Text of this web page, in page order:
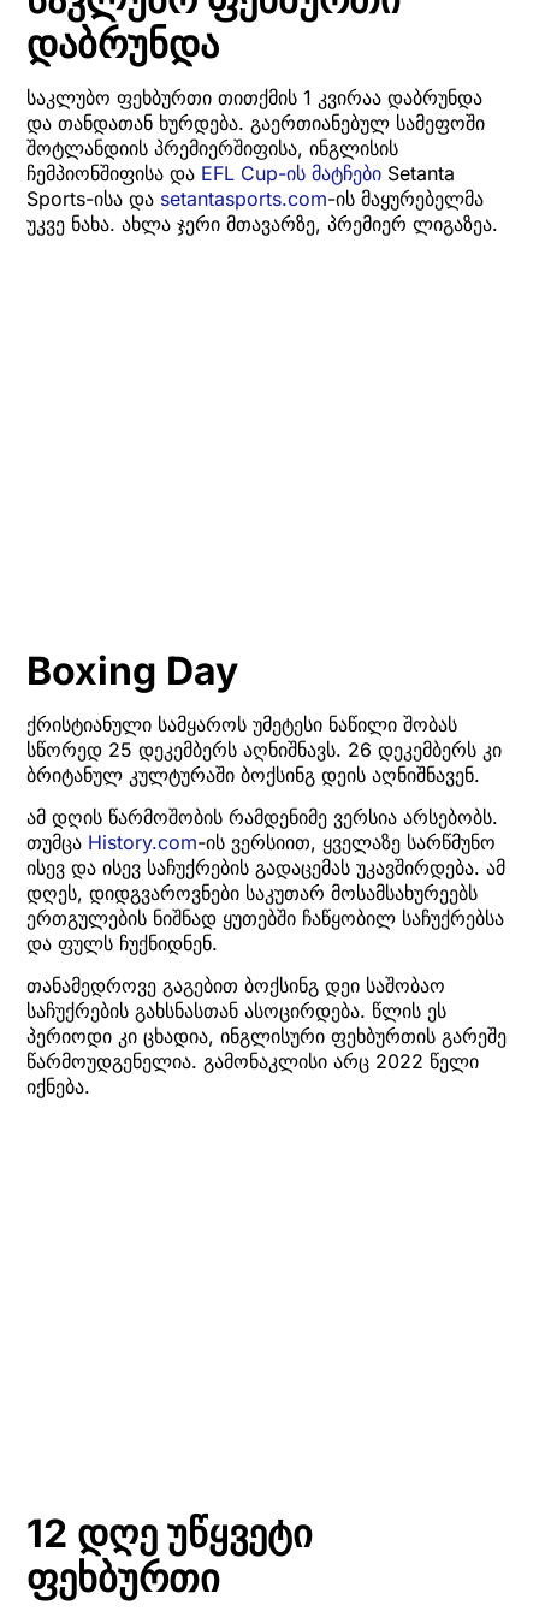
დაბრუნდა
საკლუბო ფეხბურთი თითქმის 1 კვირაა დაბრუნდა
და თანდათან ხურდება. გაერთიანებულ სამეფოში
შოტლანდიის პრემიერშიფისა, ინგლისის
ჩემპიონშიფისა და EFL Cup-ის მატჩები Setanta
Sports-ისა და setantasports.com-ის მაყურებელმა
უკვე ნახა. ახლა ჯერი მთავარზე, პრემიერ ლიგაზეა.
Boxing Day
ქრისტიანული სამყაროს უმეტესი ნაწილი შობას
სწორედ 25 დეკემბერს აღნიშნავს. 26 დეკემბერს კი
ბრიტანულ კულტურაში ბოქსინგ დეის აღნიშნავენ.
ამ დღის წარმოშობის რამდენიმე ვერსია არსებობს.
თუმცა History.com-ის ვერსიით, ყველაზე სარწმუნო
ისევ და ისევ საჩუქრების გადაცემას უკავშირდება. ამ
დღეს, დიდგვაროვნები საკუთარ მოსამსახურეებს
ერთგულების ნიშნად ყუთებში ჩაწყობილ საჩუქრებსა
და ფულს ჩუქნიდნენ.
თანამედროვე გაგებით ბოქსინგ დეი საშობაო
საჩუქრების გახსნასთან ასოცირდება. წლის ეს
პერიოდი კი ცხადია, ინგლისური ფეხბურთის გარეშე
წარმოუდგენელია. გამონაკლისი არც 2022 წელი
იქნება.
12 დღე უწყვეტი
ფეხბურთი